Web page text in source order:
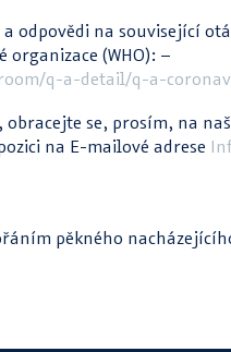
odpovědi na související
organizace (WHO): –
q-a-detail/q-a-
se, prosím, na
na E-mailové adrese
pěkného